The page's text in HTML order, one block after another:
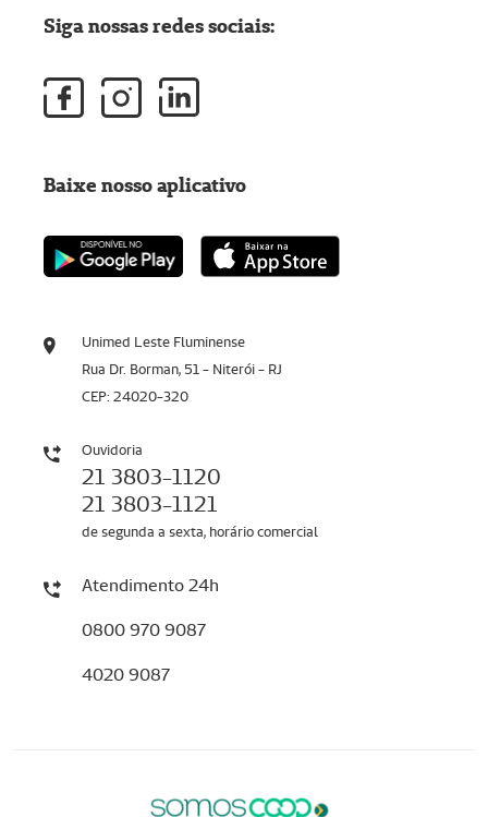
Unimed Leste Fluminense
Rua Dr. Borman, 51 - Niterói - RJ
CEP: 24020-320
Ouvidoria
21 3803-1120
21 3803-1121
de segunda a sexta, horário comercial
Atendimento 24h
0800 970 9087
4020 9087
Siga nossas redes sociais:
Baixe nosso aplicativo